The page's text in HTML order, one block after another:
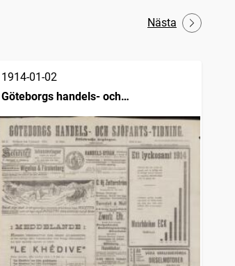
Nästa
1914-01-02
Göteborgs handels- och
sjöfartstidning (1832)